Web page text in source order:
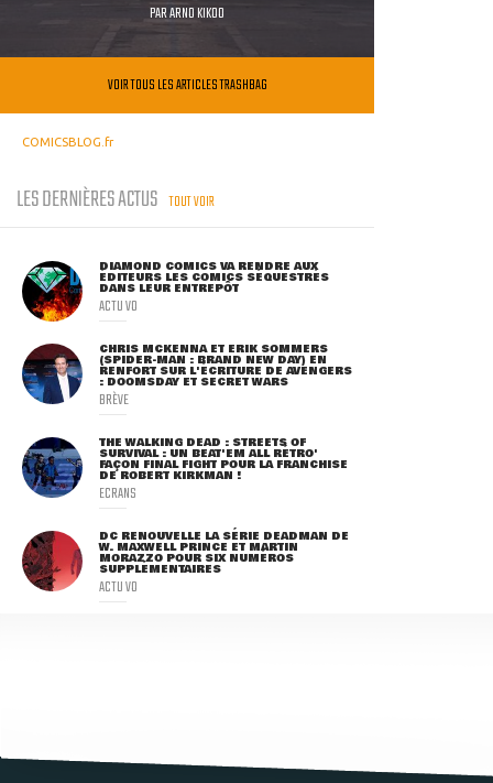
PARARNO KIKOO
VOIR TOUS LES ARTICLES TRASHBAG
COMICSBLOG.fr
LES DERNIÈRES ACTUS TOUT VOIR
DIAMOND COMICS VA RENDRE AUX
ÉDITEURS LES COMICS SÉQUESTRÉS
DANS LEUR ENTREPÔT
ACTU VO
CHRIS MCKENNA ET ERIK SOMMERS
(SPIDER-MAN : BRAND NEW DAY) EN
RENFORT SUR L'ÉCRITURE DE AVENGERS
: DOOMSDAY ET SECRET WARS
BRÈVE
THE WALKING DEAD : STREETS OF
SURVIVAL : UN BEAT'EM ALL RÉTRO'
FAÇON FINAL FIGHT POUR LA FRANCHISE
DE ROBERT KIRKMAN !
ECRANS
DC RENOUVELLE LA SÉRIE DEADMAN DE
W. MAXWELL PRINCE ET MARTIN
MORAZZO POUR SIX NUMÉROS
SUPPLÉMENTAIRES
ACTU VO